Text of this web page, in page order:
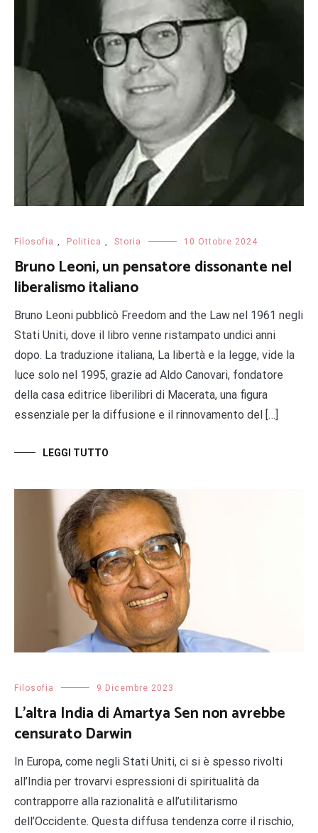
Filosofia , Politica , Storia 10 Ottobre 2024
Bruno Leoni, un pensatore dissonante nel
liberalismo italiano
Bruno Leoni pubblicò Freedom and the Law nel 1961 negli
Stati Uniti, dove il libro venne ristampato undici anni
dopo. La traduzione italiana, La libertà e la legge, vide la
luce solo nel 1995, grazie ad Aldo Canovari, fondatore
della casa editrice liberilibri di Macerata, una figura
essenziale per la diffusione e il rinnovamento del […]
LEGGI TUTTO
Filosofia 9 Dicembre 2023
L’altra India di Amartya Sen non avrebbe
censurato Darwin
In Europa, come negli Stati Uniti, ci si è spesso rivolti
all’India per trovarvi espressioni di spiritualità da
contrapporre alla razionalità e all’utilitarismo
dell’Occidente. Questa diffusa tendenza corre il rischio,